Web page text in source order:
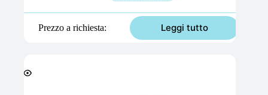
Prezzo a richiesta Leggi tutto